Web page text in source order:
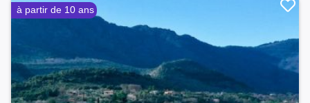
à partir de 10 ans